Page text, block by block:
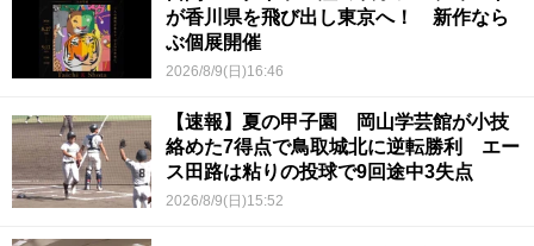
が香川県を飛び出し東京へ！ 新作なら
ぶ個展開催
2026/8/9(日)16:46
【速報】夏の甲子園 岡山学芸館が小技
絡めた7得点で鳥取城北に逆転勝利 エー
ス田路は粘りの投球で9回途中3失点
2026/8/9(日)15:52